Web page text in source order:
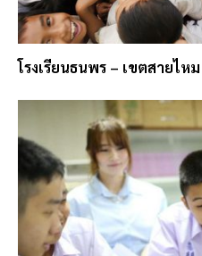
โรงเรียนธนพร – เขตสายไห